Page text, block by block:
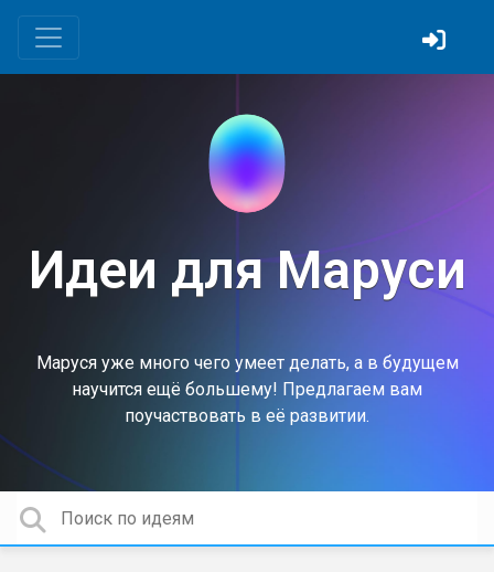
Идеи для Маруси
Маруся уже много чего умеет делать, а в будущем
научится ещё большему! Предлагаем вам
поучаствовать в её развитии.